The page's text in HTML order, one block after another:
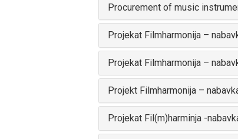
Procurement of music
Projekat Filmharmonija –
Projekat Filmharmonija –
Projekt Filmharmonija –
Projekat Fil(m)harminja -